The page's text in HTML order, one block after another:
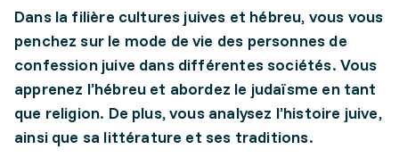
Dans la filière cultures juives et hébreu, vous vous
penchez sur le mode de vie des personnes de
confession juive dans différentes sociétés. Vous
apprenez l’hébreu et abordez le judaïsme en tant
que religion. De plus, vous analysez l’histoire juive,
ainsi que sa littérature et ses traditions.